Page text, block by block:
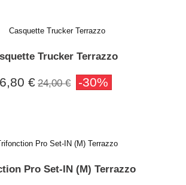
Trucker Terrazzo
€ 24,00 € -30%
Pro Set-IN (M) Terrazzo